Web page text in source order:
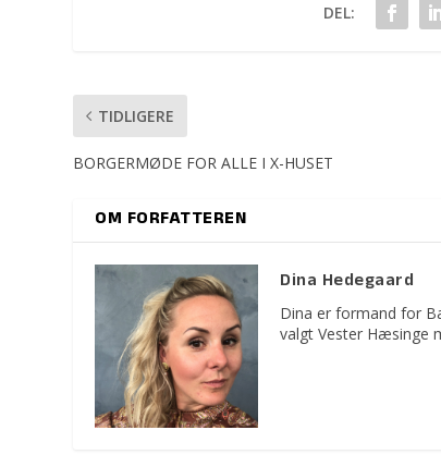
DEL:
TIDLIGERE
BORGERMØDE FOR ALLE I X-HUSET
OM FORFATTEREN
Dina Hedegaard
Dina er formand for
valgt Vester Hæsinge